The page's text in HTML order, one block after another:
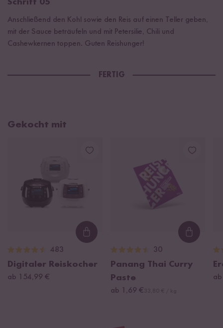
Schritt 05
Anschließend den Kohl sowie den Reis auf einen Teller geben,
mit der Sauce beträufeln und mit Petersilie, Chili und
Cashewkernen toppen. Guten Reishunger!
FERTIG
Gekocht mit
Loading...
483
Digitaler Reiskocher
ab 154,99 €
30
Panang Thai Curry
Paste
ab 1,69 €